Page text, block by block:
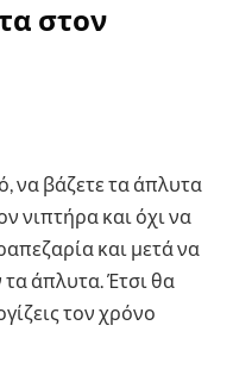
στον
να βάζετε τα άπλυτα
νιπτήρα και όχι να
και μετά να
τα άπλυτα. Έτσι θα
τον χρόνο